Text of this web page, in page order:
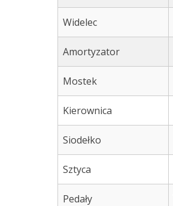
Widelec
Amortyzator
Mostek
Kierownica
Siodełko
Sztyca
Pedały